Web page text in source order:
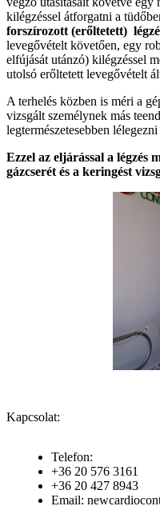
kilégzéssel átforgatni a
forszírozott (erőltetett)
levegővételt követően, egy
elfújását utánzó) kilégzéssel
utolsó erőltetett levegővételt
A terhelés közben is méri a
vizsgált személynek más
legtermészetesebben
Ezzel az eljárással a légzés
gázcserét és a keringést
Kapcsolat:
Telefon:
+36 20 576 3161
+36 20 427 8943
Email: